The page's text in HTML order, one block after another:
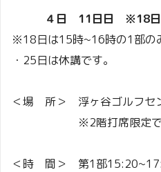
４日 11日日 ※18
※18日は15時~16時の1部の
・25日は休講です。
＜場 所＞ 浮ヶ谷ゴルフセ
※2階打席限定で
＜時 間＞ 第1部